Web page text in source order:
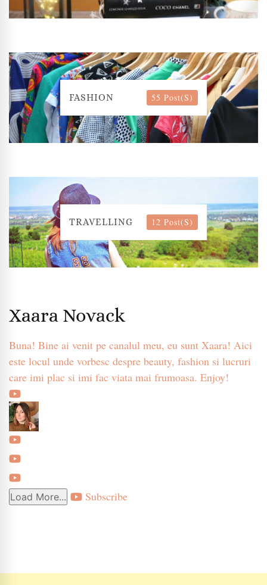
FASHION 55 Post(s)
TRAVELLING 12 Post(s)
Xaara Novack
Buna! Bine ai venit pe canalul meu, eu sunt Xaara! Aici
este locul unde vorbesc despre beauty, fashion si lucruri
care imi plac si imi fac viata mai frumoasa. Enjoy!
Load More... Subscribe